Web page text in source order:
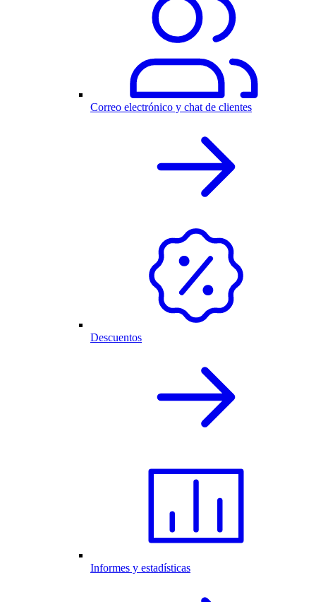
Correo electrónico y chat de clientes
Descuentos
Informes y estadísticas